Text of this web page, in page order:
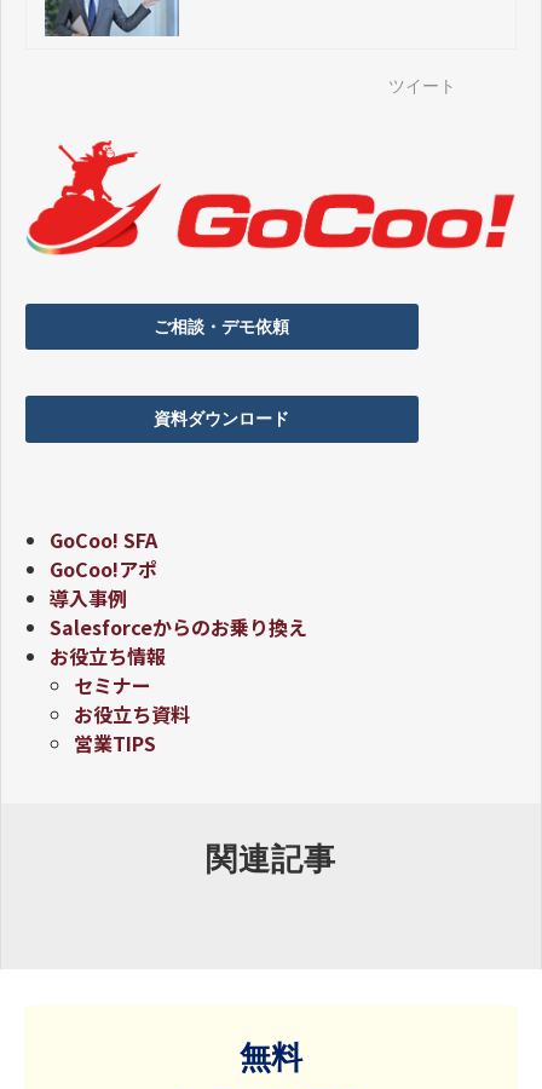
ツイート
ご相談・デモ依頼
資料ダウンロード
GoCoo! SFA
GoCoo!アポ
導入事例
Salesforceからのお乗り換え
お役立ち情報
セミナー
お役立ち資料
営業TIPS
関連記事
無料